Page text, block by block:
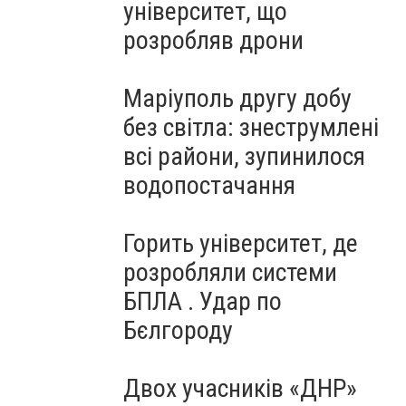
університет, що
розробляв дрони
Маріуполь другу добу
без світла: знеструмлені
всі райони, зупинилося
водопостачання
Горить університет, де
розробляли системи
БПЛА . Удар по
Бєлгороду
Двох учасників «ДНР»